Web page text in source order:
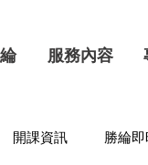
服務內容
開課資訊 勝綸